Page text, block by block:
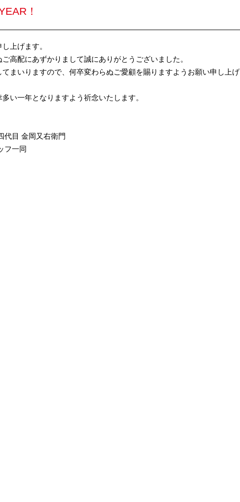
！
上げます。
ご高配にあずかりまして誠にありがとうございました。
まいりますので、何卒変わらぬご愛顧を賜りますようお願い申し上げ
い一年となりますよう祈念いたします。
代目 金岡又右衛門
フ一同